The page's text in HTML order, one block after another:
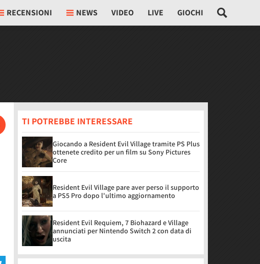
RECENSIONI NEWS VIDEO LIVE GIOCHI
TI POTREBBE INTERESSARE
Giocando a Resident Evil Village tramite PS Plus
ottenete credito per un film su Sony Pictures
Core
Resident Evil Village pare aver perso il supporto
a PS5 Pro dopo l'ultimo aggiornamento
Resident Evil Requiem, 7 Biohazard e Village
annunciati per Nintendo Switch 2 con data di
uscita